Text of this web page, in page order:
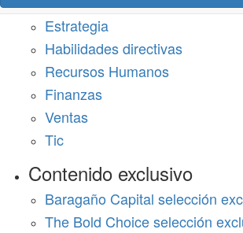
Estrategia
Habilidades directivas
Recursos Humanos
Finanzas
Ventas
Tic
Contenido exclusivo
Baragaño Capital selección
The Bold Choice selección